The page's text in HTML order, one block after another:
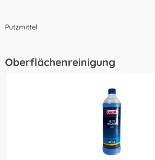
Putzmittel
Oberflächenreinigung